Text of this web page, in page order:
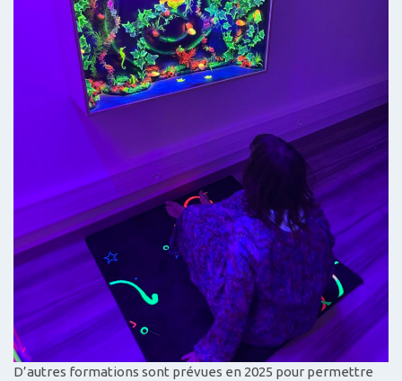
D’autres formations sont prévues en 2025 pour permettre